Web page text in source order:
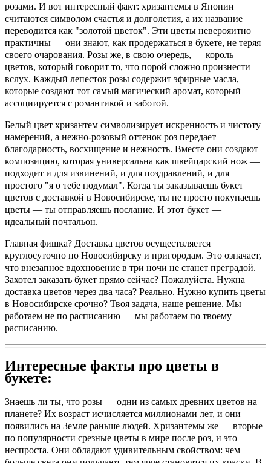
розами. И вот интересный факт: хризантемы в Японии
считаются символом счастья и долголетия, а их название
переводится как "золотой цветок". Эти цветы неверояитно
практичны — они знают, как продержаться в букете, не теряя
своего очарования. Розы же, в свою очередь, — король
цветов, который говорит то, что порой сложно произнести
вслух. Каждый лепесток розы содержит эфирные масла,
которые создают тот самый магический аромат, который
ассоциируется с романтикой и заботой.
Белый цвет хризантем символизирует искренность и чистоту
намерений, а нежно-розовый оттенок роз передает
благодарность, восхищение и нежность. Вместе они создают
композицию, которая универсальна как швейцарский нож —
подходит и для извинений, и для поздравлений, и для
простого "я о тебе подумал". Когда ты заказываешь букет
цветов с доставкой в Новосибирске, ты не просто покупаешь
цветы — ты отправляешь послание. И этот букет —
идеальный почтальон.
Главная фишка? Доставка цветов осуществляется
круглосуточно по Новосибирску и пригородам. Это означает,
что внезапное вдохновение в три ночи не станет преградой.
Захотел заказать букет прямо сейчас? Пожалуйста. Нужна
доставка цветов через два часа? Реально. Нужно купить цветы
в Новосибирске срочно? Твоя задача, наше решение. Мы
работаем не по расписанию — мы работаем по твоему
расписанию.
Интересные факты про цветы в
букете:
Знаешь ли ты, что розы — одни из самых древних цветов на
планете? Их возраст исчисляется миллионами лет, и они
появились на Земле раньше людей. Хризантемы же — вторые
по популярности срезные цветы в мире после роз, и это
неспроста. Они обладают удивительным свойством: чем